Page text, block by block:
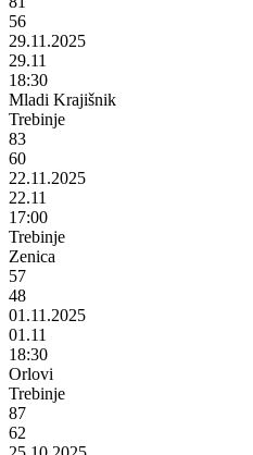
56
29.11.2025
29.11
18:30
Mladi Krajišnik
Trebinje
83
60
22.11.2025
22.11
17:00
Trebinje
Zenica
57
48
01.11.2025
01.11
18:30
Orlovi
Trebinje
87
62